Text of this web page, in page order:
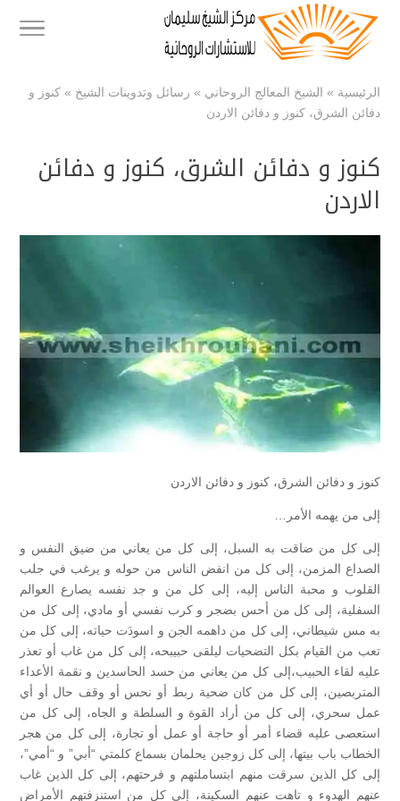
الرئيسية » الشيخ المعالج الروحاني » رسائل وتدوينات الشيخ » كنوز و
دفائن الشرق، كنوز و دفائن الاردن
كنوز و دفائن الشرق، كنوز و دفائن
الاردن
كنوز و دفائن الشرق، كنوز و دفائن الاردن
إلى من يهمه الأمر…
إلى كل من ضاقت به السبل، إلى كل من يعاني من ضيق النفس و
الصداع المزمن، إلى كل من انفض الناس من حوله و يرغب في جلب
القلوب و محبة الناس إليه، إلى كل من و جد نفسه يصارع العوالم
السفلية، إلى كل من أحس بضجر و كرب نفسي أو مادي، إلى كل من
به مس شيطاني، إلى كل من داهمه الجن و اسودَت حياته، إلى كل من
تعب من القيام بكل التضحيات ليلقى حبيبحه، إلى كل من غاب أو تعذر
عليه لقاء الحبيب،إلى كل من يعاني من حسد الحاسدين و نقمة الأعداء
المتربصين، إلى كل من كان ضحية ربط أو نحس أو وقف حال أو أي
عمل سحري، إلى كل من أراد القوة و السلطة و الجاه، إلى كل من
استعصى عليه قضاء أمر أو حاجة أو عمل أو تجارة، إلى كل من هجر
الخطاب باب بيتها، إلى كل زوجين يحلمان بسماع كلمتي “أبي” و “أمي”،
إلى كل الذين سرقت منهم ابتساملتهم و فرحتهم، إلى كل الذين غاب
عنهم الهدوء و تاهت عنهم السكينة، إلى كل من استنزفتهم الأمراض